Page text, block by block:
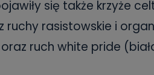
się także krzyże
ruchy rasistowskie i
ruch white pride